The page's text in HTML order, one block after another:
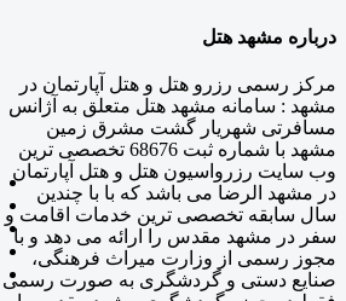
درباره مشهد هتل
مرکز رسمی رزرو هتل و هتل آپارتمان در
مشهد : سامانه مشهد هتل متعلق به آژانس
مسافرتی شهریار گشت مشرق زمین
مشهد با شماره ثبت 68676 تخصصی ترین
وب سایت رزرواسیون هتل و هتل آپارتمان
در مشهد الرضا می باشد که با با چندین
سال سابقه تخصصی ترین خدمات اقامت و
سفر در مشهد مقدس را ارائه می دهد و با
مجوز رسمی از وزارت میراث فرهنگی،
صنایع دستی و گردشگری به صورت رسمی